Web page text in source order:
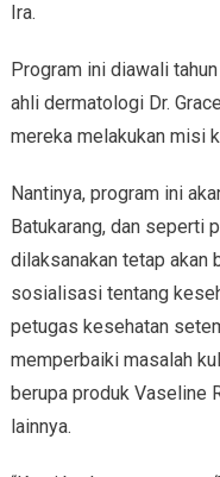
Ira.
Program ini diawali
ahli dermatologi Dr.
mereka melakukan misi
Nantinya, program ini
Batukarang, dan seperti
dilaksanakan tetap akan
sosialisasi tentang
petugas kesehatan
memperbaiki masalah
berupa produk Vaseline
lainnya.